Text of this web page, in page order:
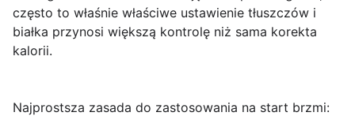
często to właśnie właściwe ustawienie tłuszczów i
białka przynosi większą kontrolę niż sama korekta
kalorii.
Najprostsza zasada do zastosowania na start brzmi: